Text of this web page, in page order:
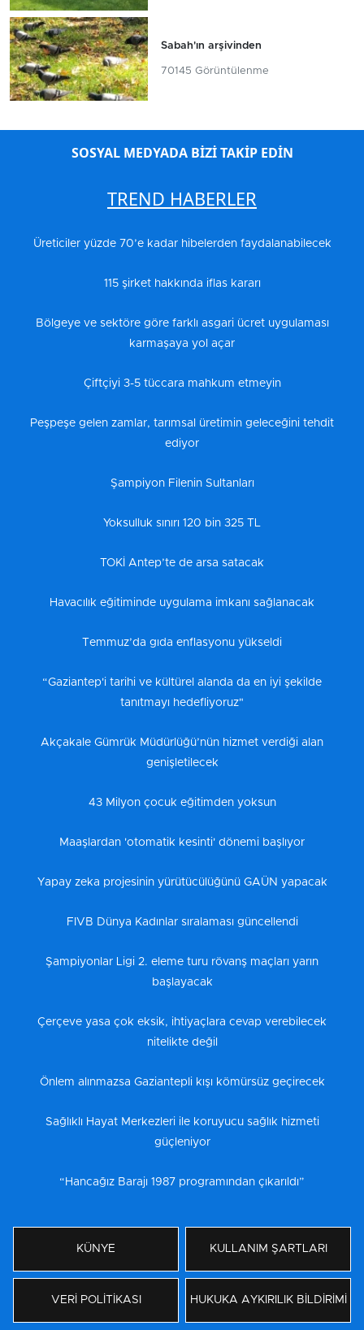
Sabah'ın arşivinden
70145 Görüntülenme
SOSYAL MEDYADA BİZİ TAKİP EDİN
TREND HABERLER
Üreticiler yüzde 70’e kadar hibelerden faydalanabilecek
115 şirket hakkında iflas kararı
Bölgeye ve sektöre göre farklı asgari ücret uygulaması
karmaşaya yol açar
Çiftçiyi 3-5 tüccara mahkum etmeyin
Peşpeşe gelen zamlar, tarımsal üretimin geleceğini tehdit
ediyor
Şampiyon Filenin Sultanları
Yoksulluk sınırı 120 bin 325 TL
TOKİ Antep’te de arsa satacak
Havacılık eğitiminde uygulama imkanı sağlanacak
Temmuz’da gıda enflasyonu yükseldi
“Gaziantep'i tarihi ve kültürel alanda da en iyi şekilde
tanıtmayı hedefliyoruz"
Akçakale Gümrük Müdürlüğü’nün hizmet verdiği alan
genişletilecek
43 Milyon çocuk eğitimden yoksun
Maaşlardan 'otomatik kesinti' dönemi başlıyor
Yapay zeka projesinin yürütücülüğünü GAÜN yapacak
FIVB Dünya Kadınlar sıralaması güncellendi
Şampiyonlar Ligi 2. eleme turu rövanş maçları yarın
başlayacak
Çerçeve yasa çok eksik, ihtiyaçlara cevap verebilecek
nitelikte değil
Önlem alınmazsa Gaziantepli kışı kömürsüz geçirecek
Sağlıklı Hayat Merkezleri ile koruyucu sağlık hizmeti
güçleniyor
“Hancağız Barajı 1987 programından çıkarıldı”
KÜNYE KULLANIM ŞARTLARI
VERİ POLİTİKASI HUKUKA AYKIRILIK BİLDİRİMİ